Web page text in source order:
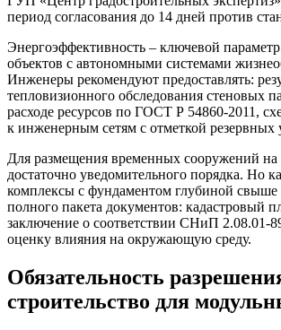
период согласования до 14 дней против
Энергоэффективность – ключевой
объектов с автономными системами
Инженеры рекомендуют предоставлять:
тепловизионного обследования стеновых
расходе ресурсов по ГОСТ Р 54860-2011,
к инженерным сетям с отметкой резервных
Для размещения временных сооружений
достаточно уведомительного порядка. Но
комплексы с фундаментом глубиной свыше
полного пакета документов: кадастровый
заключение о соответствии СНиП 2.08.01-
оценку влияния на окружающую среду.
Обязательность
строительство для